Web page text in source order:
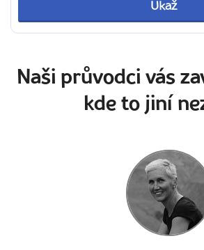
Ukaž
Naši průvodci vás
kde to jiní